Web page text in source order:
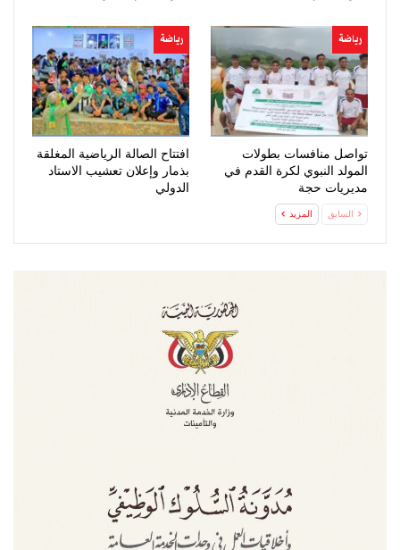
رياضة
تواصل منافسات بطولات
المولد النبوي لكرة القدم في
مديريات حجة
رياضة
افتتاح الصالة الرياضية المغلقة
بذمار وإعلان تعشيب الاستاد
الدولي
السابق المزيد